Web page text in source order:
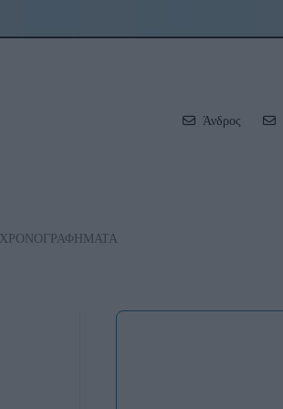
Άνδρος
ΧΡΟΝΟΓΡΑΦΗΜΑΤΑ